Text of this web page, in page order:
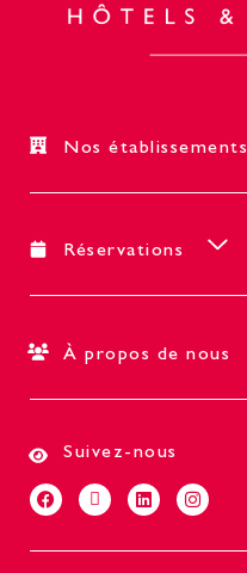
Nos établissements
Réservations
À propos de nous
Suivez-nous